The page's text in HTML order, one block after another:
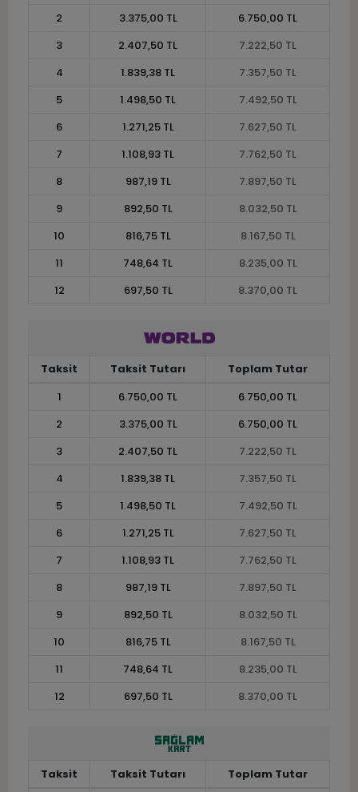
2
3.375,00 TL
6.750,00 TL
3
2.407,50 TL
7.222,50 TL
4
1.839,38 TL
7.357,50 TL
5
1.498,50 TL
7.492,50 TL
6
1.271,25 TL
7.627,50 TL
7
1.108,93 TL
7.762,50 TL
8
987,19 TL
7.897,50 TL
9
892,50 TL
8.032,50 TL
10
816,75 TL
8.167,50 TL
11
748,64 TL
8.235,00 TL
12
697,50 TL 8.370,00 TL
Taksit Taksit Tutarı
Toplam Tutar
1
6.750,00 TL
6.750,00 TL
2
3.375,00 TL
6.750,00 TL
3
2.407,50 TL
7.222,50 TL
4
1.839,38 TL
7.357,50 TL
5
1.498,50 TL
7.492,50 TL
6
1.271,25 TL
7.627,50 TL
7
1.108,93 TL
7.762,50 TL
8
987,19 TL
7.897,50 TL
9
892,50 TL
8.032,50 TL
10
816,75 TL
8.167,50 TL
11
748,64 TL
8.235,00 TL
12
697,50 TL 8.370,00 TL
Taksit Taksit Tutarı
Toplam Tutar